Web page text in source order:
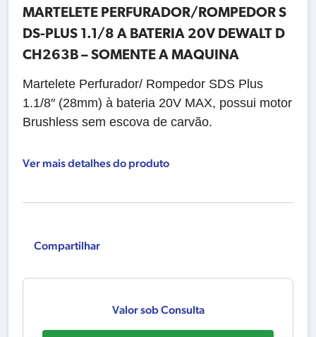
MARTELETE PERFURADOR/ROMPEDOR S
DS-PLUS 1.1/8 A BATERIA 20V DEWALT D
CH263B – SOMENTE A MAQUINA
Martelete Perfurador/ Rompedor SDS Plus
1.1/8″ (28mm) à bateria 20V MAX, possui motor
Brushless sem escova de carvão.
Ver mais detalhes do produto
Compartilhar
Valor sob Consulta